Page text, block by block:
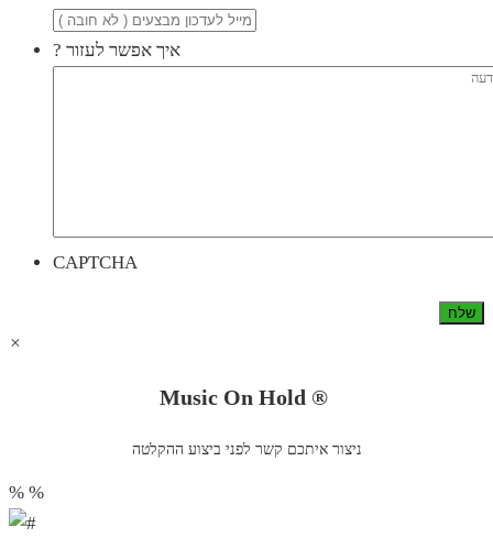
? איך אפשר לעזור
CAPTCHA
×
Music On Hold ®
ניצור איתכם קשר לפני ביצוע ההקלטה
% %